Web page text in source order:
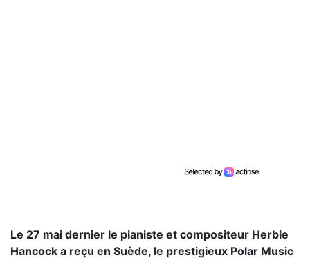
Le 27 mai dernier le pianiste et compositeur Herbie
Hancock a reçu en Suède, le prestigieux Polar Music